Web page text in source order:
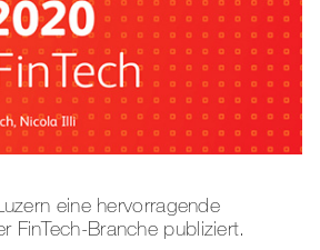
eine hervorragende
FinTech-Branche publiziert.